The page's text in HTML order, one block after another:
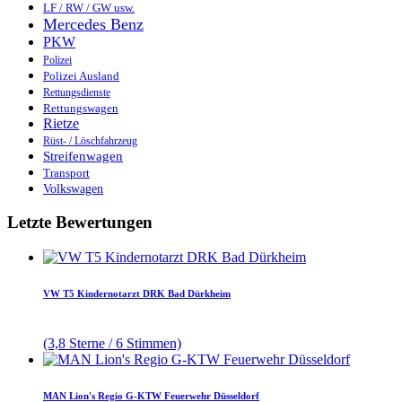
LF / RW / GW usw.
Mercedes Benz
PKW
Polizei
Polizei Ausland
Rettungsdienste
Rettungswagen
Rietze
Rüst- / Löschfahrzeug
Streifenwagen
Transport
Volkswagen
Letzte Bewertungen
VW T5 Kindernotarzt DRK Bad Dürkheim
(3,8 Sterne / 6 Stimmen)
MAN Lion's Regio G-KTW Feuerwehr Düsseldorf